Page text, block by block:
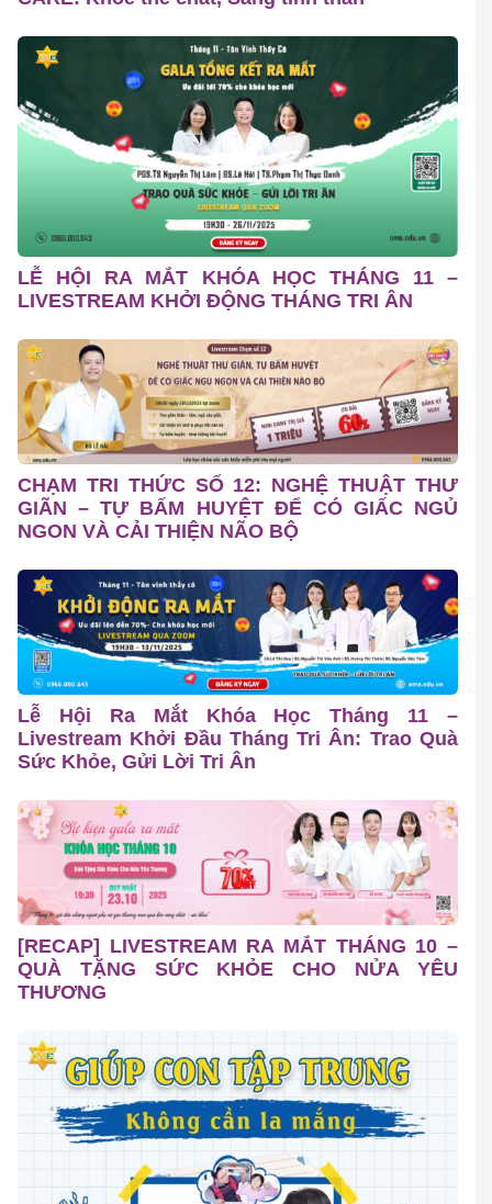
LỄ HỘI RA MẮT KHÓA HỌC THÁNG 11 –
LIVESTREAM KHỞI ĐỘNG THÁNG TRI ÂN
CHẠM TRI THỨC SỐ 12: NGHỆ THUẬT THƯ
GIÃN – TỰ BẤM HUYỆT ĐỂ CÓ GIẤC NGỦ
NGON VÀ CẢI THIỆN NÃO BỘ
Lễ Hội Ra Mắt Khóa Học Tháng 11 –
Livestream Khởi Đầu Tháng Tri Ân: Trao Quà
Sức Khỏe, Gửi Lời Tri Ân
[RECAP] LIVESTREAM RA MẮT THÁNG 10 –
QUÀ TẶNG SỨC KHỎE CHO NỬA YÊU
THƯƠNG